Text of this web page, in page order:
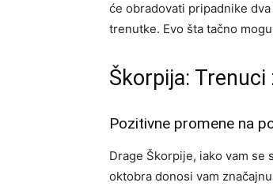
će obradovati pripadnike
trenutke. Evo šta tačno
Škorpija: Trenuci
Pozitivne promene na
Drage Škorpije, iako vam
oktobra donosi vam